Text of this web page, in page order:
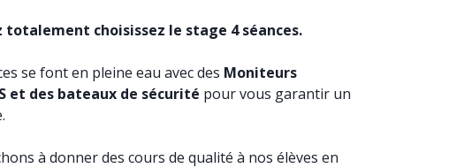
totalement choisissez le stage 4 séances.
se font en pleine eau avec des Moniteurs
et des bateaux de sécurité pour vous garantir un
à donner des cours de qualité à nos élèves en